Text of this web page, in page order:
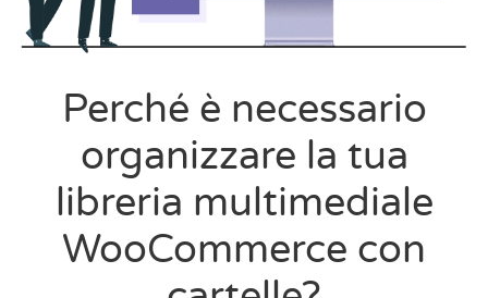
Perché è necessario
organizzare la tua
libreria multimediale
WooCommerce con